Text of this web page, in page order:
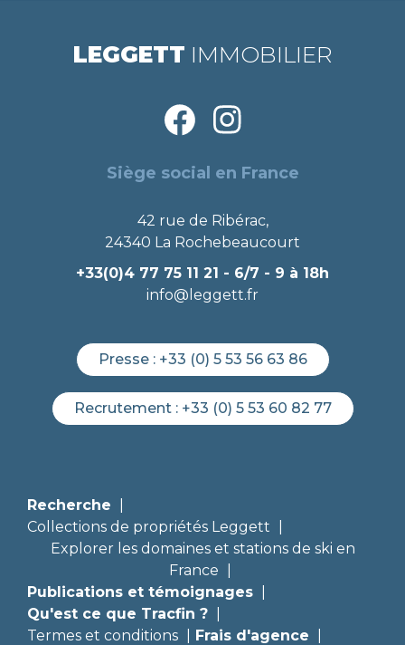
LEGGETT IMMOBILIER
Siège social en France
42 rue de Ribérac,
24340 La Rochebeaucourt
+33(0)4 77 75 11 21 - 6/7 - 9 à 18h
info@leggett.fr
Presse : +33 (0) 5 53 56 63 86
Recrutement : +33 (0) 5 53 60 82 77
Recherche
Collections de propriétés Leggett
Explorer les domaines et stations de ski en
France
Publications et témoignages
Qu'est ce que Tracfin ?
Termes et conditions
Frais d'agence